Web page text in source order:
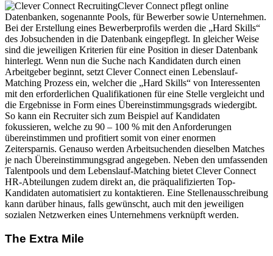
Clever Connect pflegt online
Datenbanken, sogenannte Pools, für Bewerber sowie Unternehmen.
Bei der Erstellung eines Bewerberprofils werden die „Hard Skills“
des Jobsuchenden in die Datenbank eingepflegt. In gleicher Weise
sind die jeweiligen Kriterien für eine Position in dieser Datenbank
hinterlegt. Wenn nun die Suche nach Kandidaten durch einen
Arbeitgeber beginnt, setzt Clever Connect einen Lebenslauf-
Matching Prozess ein, welcher die „Hard Skills“ von Interessenten
mit den erforderlichen Qualifikationen für eine Stelle vergleicht und
die Ergebnisse in Form eines Übereinstimmungsgrads wiedergibt.
So kann ein Recruiter sich zum Beispiel auf Kandidaten
fokussieren, welche zu 90 – 100 % mit den Anforderungen
übereinstimmen und profitiert somit von einer enormen
Zeitersparnis. Genauso werden Arbeitsuchenden dieselben Matches
je nach Übereinstimmungsgrad angegeben. Neben den umfassenden
Talentpools und dem Lebenslauf-Matching bietet Clever Connect
HR-Abteilungen zudem direkt an, die präqualifizierten Top-
Kandidaten automatisiert zu kontaktieren. Eine Stellenausschreibung
kann darüber hinaus, falls gewünscht, auch mit den jeweiligen
sozialen Netzwerken eines Unternehmens verknüpft werden.
The Extra Mile